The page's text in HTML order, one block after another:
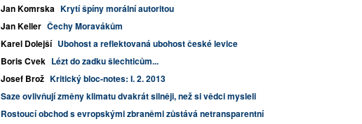
Jan Komrska Krytí špíny morální autoritou
Jan Keller Čechy Moravákům
Karel Dolejší Ubohost a reflektovaná ubohost české levice
Boris Cvek Lézt do zadku šlechticům...
Josef Brož Kritický bloc-notes: I. 2. 2013
Saze ovlivňují změny klimatu dvakrát silněji, než si vědci mysleli
Rostoucí obchod s evropskými zbraněmi zůstává netransparentní